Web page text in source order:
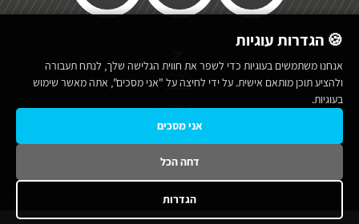
כללי
מי אנחנו
תנאי שימוש באתר
🍪 הגדרות עוגיות
אנחנו משתמשים בעוגיות כדי לשפר את חווית הגלישה שלך, לנתח תעבורה
ולהציע תוכן מותאם אישית. על ידי לחיצה על "אני מסכים", אתה מאשר שימוש
בעוגיות.
אני מסכים
דחה הכל
הגדרות